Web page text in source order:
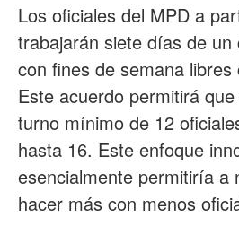
Los oficiales del MPD a
trabajarán siete días de
con fines de semana
Este acuerdo permitirá
turno mínimo de 12
hasta 16. Este enfoque
esencialmente permitiría a
hacer más con menos